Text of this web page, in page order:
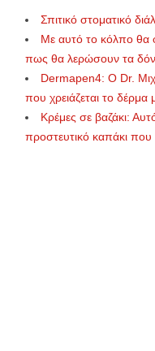
Σπιτικό στοματικό
Με αυτό το κόλπο θα
πως θα λερώσουν τα
Dermapen4: Ο Dr.
που χρειάζεται το δέρμα
Κρέμες σε βαζάκι:
προστευτικό καπάκι που